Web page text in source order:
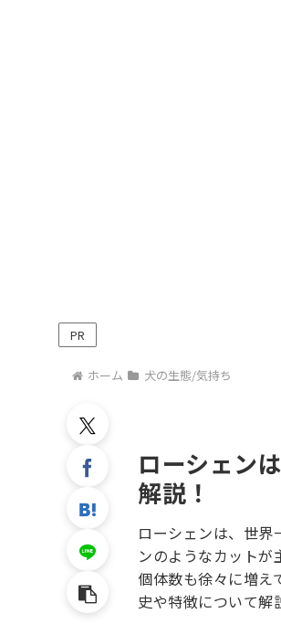
PR
ホーム 犬の生態/気持ち
ローシェン
解説！
ローシェンは、世界
ンのようなカットが
個体数も徐々に増え
史や特徴について解